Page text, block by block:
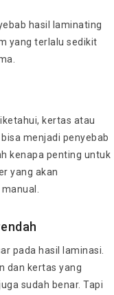
hasil laminating
yang terlalu sedikit
kertas atau
menjadi penyebab
kenapa penting untuk
yang akan
pada hasil laminasi.
dan kertas yang
sudah benar. Tapi